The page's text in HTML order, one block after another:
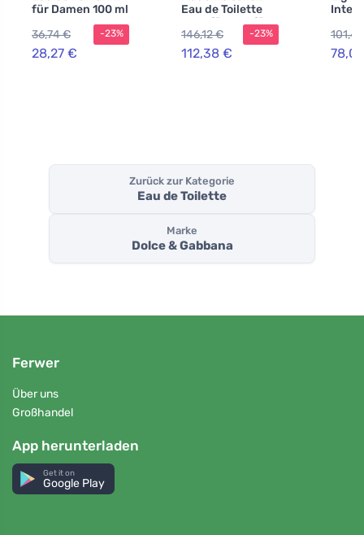
für Damen 100 ml
36,74 €
28,27 €
-23%
Eau de Toilette
Nachfüllung für
Damen
146,12 €
112,38 €
-23%
Zurück zur Kategorie
Eau de Toilette
Marke
Dolce & Gabbana
Ferwer
Über uns
Großhandel
App herunterladen
Get it on
Google Play